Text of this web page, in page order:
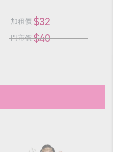
加租價 $32
門市價 $40